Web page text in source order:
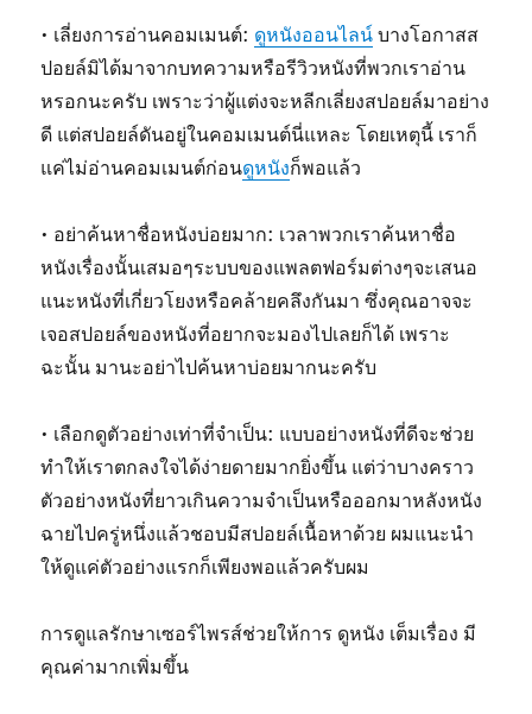
• เลี่ยงการอ่านคอมเมนต์: ดูหนังออนไลน์ บางโอกาสส
ปอยล์มิได้มาจากบทความหรือรีวิวหนังที่พวกเราอ่าน
หรอกนะครับ เพราะว่าผู้แต่งจะหลีกเลี่ยงสปอยล์มาอย่าง
ดี แต่สปอยล์ดันอยู่ในคอมเมนต์นี่แหละ โดยเหตุนี้ เราก็
แค่ไม่อ่านคอมเมนต์ก่อนดูหนังก็พอแล้ว
• อย่าค้นหาชื่อหนังบ่อยมาก: เวลาพวกเราค้นหาชื่อ
หนังเรื่องนั้นเสมอๆระบบของแพลตฟอร์มต่างๆจะเสนอ
แนะหนังที่เกี่ยวโยงหรือคล้ายคลึงกันมา ซึ่งคุณอาจจะ
เจอสปอยล์ของหนังที่อยากจะมองไปเลยก็ได้ เพราะ
ฉะนั้น มานะอย่าไปค้นหาบ่อยมากนะครับ
• เลือกดูตัวอย่างเท่าที่จำเป็น: แบบอย่างหนังที่ดีจะช่วย
ทำให้เราตกลงใจได้ง่ายดายมากยิ่งขึ้น แต่ว่าบางคราว
ตัวอย่างหนังที่ยาวเกินความจำเป็นหรือออกมาหลังหนัง
ฉายไปครู่หนึ่งแล้วชอบมีสปอยล์เนื้อหาด้วย ผมแนะนำ
ให้ดูแค่ตัวอย่างแรกก็เพียงพอแล้วครับผม
การดูแลรักษาเซอร์ไพรส์ช่วยให้การ ดูหนัง เต็มเรื่อง มี
คุณค่ามากเพิ่มขึ้น